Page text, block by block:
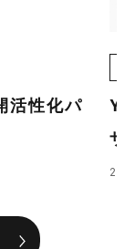
活性化パ
ザ
の